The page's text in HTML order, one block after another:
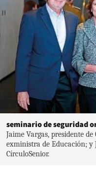
seminario de seguridad
Jaime Vargas, presidente
exministra de Educación; y
CírculoSenior.